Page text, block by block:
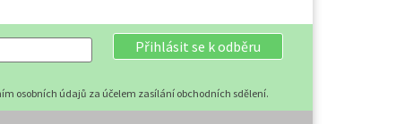
Přihlásit se k odběru
osobních údajů za účelem zasílání obchodních sdělení.